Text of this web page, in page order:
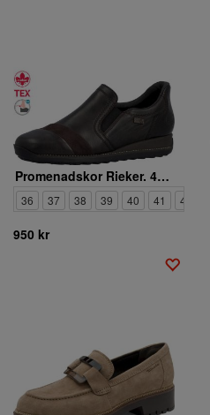
Promenadskor Rieker. 44296-25
36 37 38 39 40 41 42
950 kr